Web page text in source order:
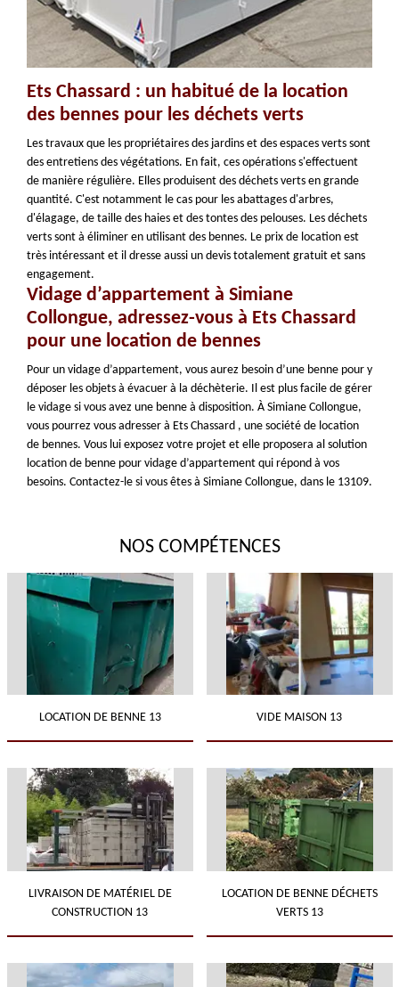
Ets Chassard : un habitué de la location
des bennes pour les déchets verts
Les travaux que les propriétaires des jardins et des espaces verts sont
des entretiens des végétations. En fait, ces opérations s'effectuent
de manière régulière. Elles produisent des déchets verts en grande
quantité. C'est notamment le cas pour les abattages d'arbres,
d'élagage, de taille des haies et des tontes des pelouses. Les déchets
verts sont à éliminer en utilisant des bennes. Le prix de location est
très intéressant et il dresse aussi un devis totalement gratuit et sans
engagement.
Vidage d’appartement à Simiane
Collongue, adressez-vous à Ets Chassard
pour une location de bennes
Pour un vidage d’appartement, vous aurez besoin d’une benne pour y
déposer les objets à évacuer à la déchèterie. Il est plus facile de gérer
le vidage si vous avez une benne à disposition. À Simiane Collongue,
vous pourrez vous adresser à Ets Chassard , une société de location
de bennes. Vous lui exposez votre projet et elle proposera al solution
location de benne pour vidage d’appartement qui répond à vos
besoins. Contactez-le si vous êtes à Simiane Collongue, dans le 13109.
NOS COMPÉTENCES
LOCATION DE BENNE 13 VIDE MAISON 13
LIVRAISON DE MATÉRIEL DE
CONSTRUCTION 13
LOCATION DE BENNE DÉCHETS
VERTS 13